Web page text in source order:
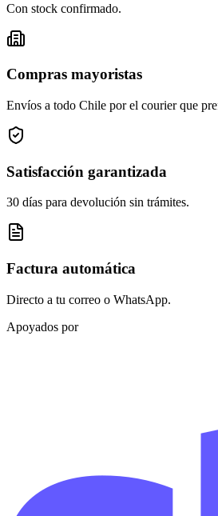
Con stock confirmado.
Compras mayoristas
Envíos a todo Chile por el courier que
Satisfacción garantizada
30 días para devolución sin trámites.
Factura automática
Directo a tu correo o WhatsApp.
Apoyados por